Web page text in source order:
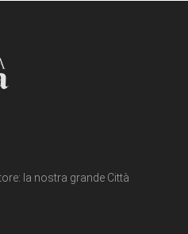
la nostra grande Città